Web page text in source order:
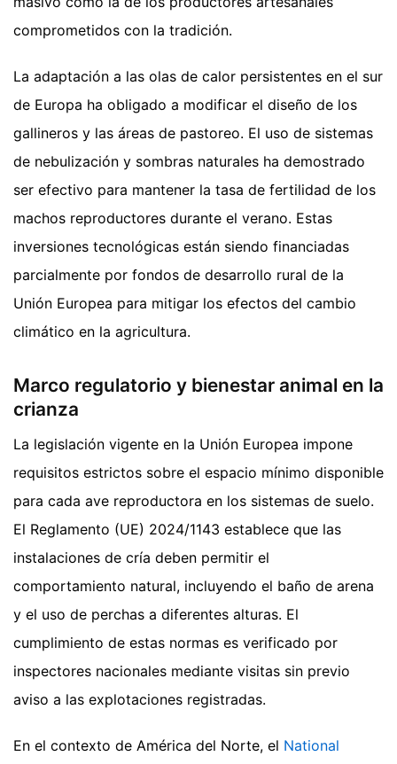
comprometidos con la tradición.
La adaptación a las olas de calor persistentes en el sur
de Europa ha obligado a modificar el diseño de los
gallineros y las áreas de pastoreo. El uso de sistemas
de nebulización y sombras naturales ha demostrado
ser efectivo para mantener la tasa de fertilidad de los
machos reproductores durante el verano. Estas
inversiones tecnológicas están siendo financiadas
parcialmente por fondos de desarrollo rural de la
Unión Europea para mitigar los efectos del cambio
climático en la agricultura.
Marco regulatorio y bienestar animal en la
crianza
La legislación vigente en la Unión Europea impone
requisitos estrictos sobre el espacio mínimo disponible
para cada ave reproductora en los sistemas de suelo.
El Reglamento (UE) 2024/1143 establece que las
instalaciones de cría deben permitir el
comportamiento natural, incluyendo el baño de arena
y el uso de perchas a diferentes alturas. El
cumplimiento de estas normas es verificado por
inspectores nacionales mediante visitas sin previo
aviso a las explotaciones registradas.
En el contexto de América del Norte, el National